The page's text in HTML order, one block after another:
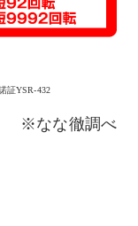
証YSR-432
※なな徹調べ